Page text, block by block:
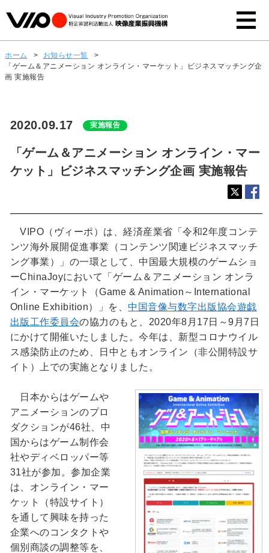
ホーム > お知らせ一覧
>
「ゲーム＆アニメーション オンライン・マーケット」ビジネスマッチング企
画 実施報告
2020.09.17 実施報告
「ゲーム＆アニメーション オンライン・マー
ケット」ビジネスマッチング企画 実施報告
VIPO（ヴィーポ）は、経済産業省「令和2年度コンテ
ンツ海外展開促進事業（コンテンツ関連ビジネスマッチ
ング事業）」の一環として、中国最大規模のゲームショ
ーChinaJoyにおいて「ゲーム＆アニメーション オンラ
イン・マーケット（Game & Animation～International
Online Exhibition）」を、中国音像与数字出版協会遊戯
出版工作委員会の協力のもと、2020年8月17日～9月7日
にかけて開催いたしました。今年は、新型コロナウイル
ス感染防止のため、日中ともオンライン（非公開特設サ
イト）上での実施となりました。
日本からはゲームや
アニメーションのプロ
ダクションが46社、中
国からはゲーム制作会
社やディベロッパー等
31社が参加。参加企業
は、オンライン・マー
ケット（特設サイト）
を通して興味を持った
企業へのコンタクトや
個別商談の調整等を、